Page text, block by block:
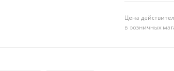
Цена
в розничных